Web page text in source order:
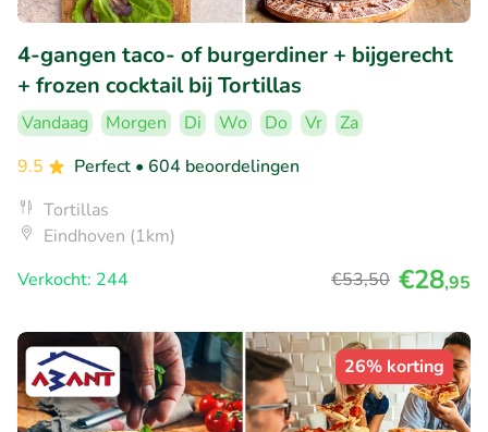
4-gangen taco- of burgerdiner + bijgerecht
+ frozen cocktail bij Tortillas
Vandaag Morgen Di Wo Do Vr
Za
9.5
Perfect • 604 beoordelingen
Tortillas
Eindhoven (1km)
Verkocht: 244
€53,50 €28,95
26% korting